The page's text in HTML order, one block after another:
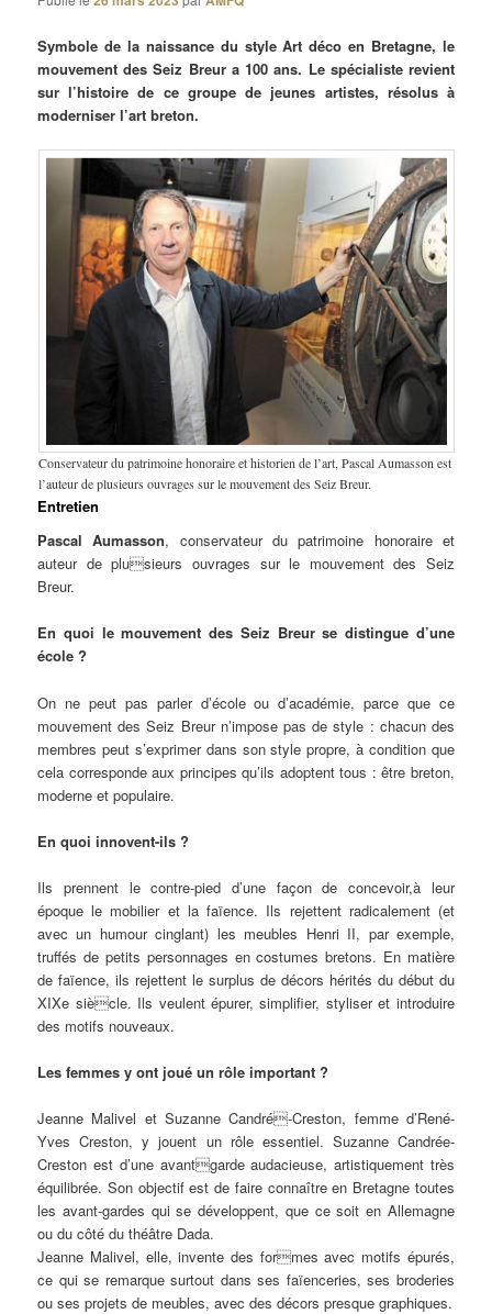
Symbole de la naissance du style Art déco en Bretagne, le
mouvement des Seiz Breur a 100 ans. Le spécialiste revient
sur l’histoire de ce groupe de jeunes artistes, résolus à
moderniser l’art breton.
Conservateur du patrimoine honoraire et historien de l’art, Pascal Aumasson est
l’auteur de plusieurs ouvrages sur le mouvement des Seiz Breur.
Entretien
Pascal Aumasson, conservateur du patrimoine honoraire et
auteur de plusieurs ouvrages sur le mouvement des Seiz
Breur.
En quoi le mouvement des Seiz Breur se distingue d’une
école ?
On ne peut pas parler d’école ou d’académie, parce que ce
mouvement des Seiz Breur n’impose pas de style : chacun des
membres peut s’exprimer dans son style propre, à condition que
cela corresponde aux principes qu’ils adoptent tous : être breton,
moderne et populaire.
En quoi innovent-ils ?
Ils prennent le contre-pied d’une façon de concevoir,à leur
époque le mobilier et la faïence. Ils rejettent radicalement (et
avec un humour cinglant) les meubles Henri II, par exemple,
truffés de petits personnages en costumes bretons. En matière
de faïence, ils rejettent le surplus de décors hérités du début du
XIXe siècle. Ils veulent épurer, simplifier, styliser et introduire
des motifs nouveaux.
Les femmes y ont joué un rôle important ?
Jeanne Malivel et Suzanne Candré-Creston, femme d’René-
Yves Creston, y jouent un rôle essentiel. Suzanne Candrée-
Creston est d’une avantgarde audacieuse, artistiquement très
équilibrée. Son objectif est de faire connaître en Bretagne toutes
les avant-gardes qui se développent, que ce soit en Allemagne
ou du côté du théâtre Dada.
Jeanne Malivel, elle, invente des formes avec motifs épurés,
ce qui se remarque surtout dans ses faïenceries, ses broderies
ou ses projets de meubles, avec des décors presque graphiques.